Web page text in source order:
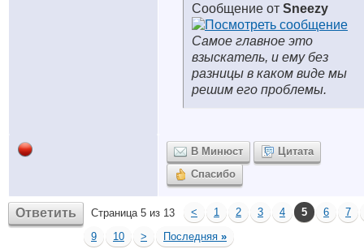
Сообщение от Sneezy
Самое главное это
взыскатель, и ему без
разницы в каком виде мы
решим его проблемы.
В Минюст
Цитата
Спасибо
Ответить Страница 5 из 13 < 1 2 3 4 5 6
7
9
10 > Последняя »